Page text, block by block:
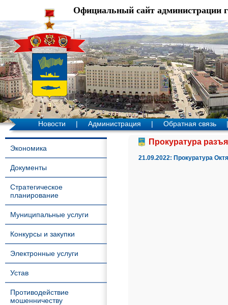
Официальный сайт администрации
Новости | Администрация | Обратная связь |
Экономика
Документы
Стратегическое
планирование
Муниципальные услуги
Конкурсы и закупки
Электронные услуги
Устав
Противодействие
мошенничеству
Прокуратура
21.09.2022: Прокуратура